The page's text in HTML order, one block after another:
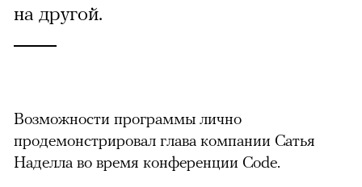
на другой.
Возможности программы лично
продемонстрировал глава компании Сатья
Наделла во время конференции Code.